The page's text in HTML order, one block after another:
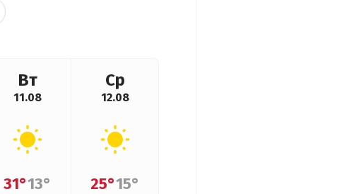
Вт
11.08
31°13°
Ср
12.08
25°15°